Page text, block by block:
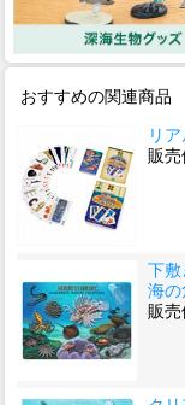
おすすめの関連商品
リ
販売
下敷
海の
販売